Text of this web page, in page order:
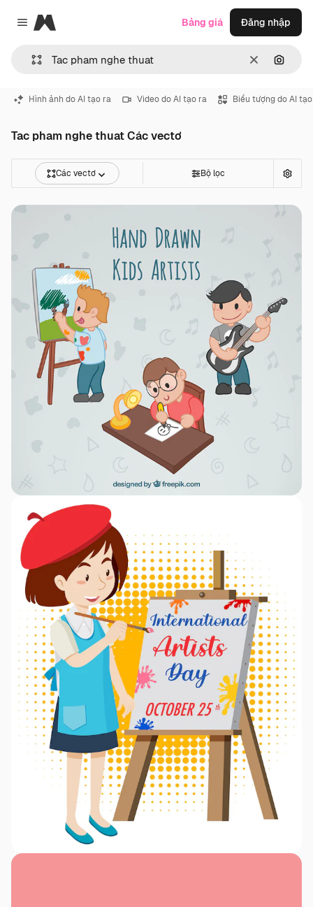
Close menu
Magnific
ThôngTìm
Bảng giá Đăng nhập
Hình ảnh do AI tạo ra Video do AI tạo ra Biểu tượng do AI
Tac pham nghe thuat Các vectơ
Các vectơ Bộ lọc